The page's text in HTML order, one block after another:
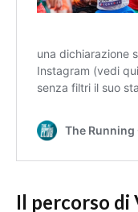
Il percorso di